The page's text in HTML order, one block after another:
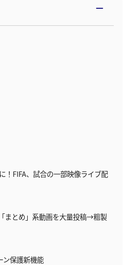
！FIFA、試合の一部映像ライブ配
まとめ」系動画を大量投稿→粗製
ン保護新機能